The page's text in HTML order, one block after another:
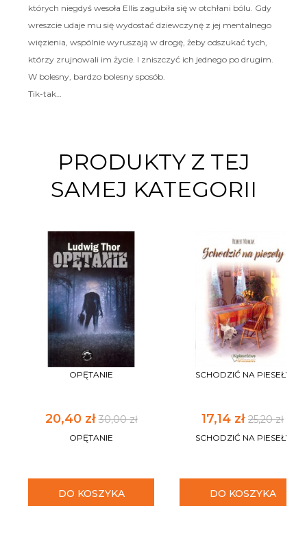
których niegdyś wesoła Ellis zagubiła się w otchłani bólu. Gdy
wreszcie udaje mu się wydostać dziewczynę z jej mentalnego
więzienia, wspólnie wyruszają w drogę, żeby odszukać tych,
którzy zrujnowali im życie. I zniszczyć ich jednego po drugim.
W bolesny, bardzo bolesny sposób.
Tik-tak…
PRODUKTY Z TEJ
SAMEJ KATEGORII
OPĘTANIE
20,40 zł30,00 zł
OPĘTANIE
DO KOSZYKA
SCHODZIĆ NA PIESEŁY
17,14 zł 25,20 zł
SCHODZIĆ NA PIESEŁY
DO KOSZYKA